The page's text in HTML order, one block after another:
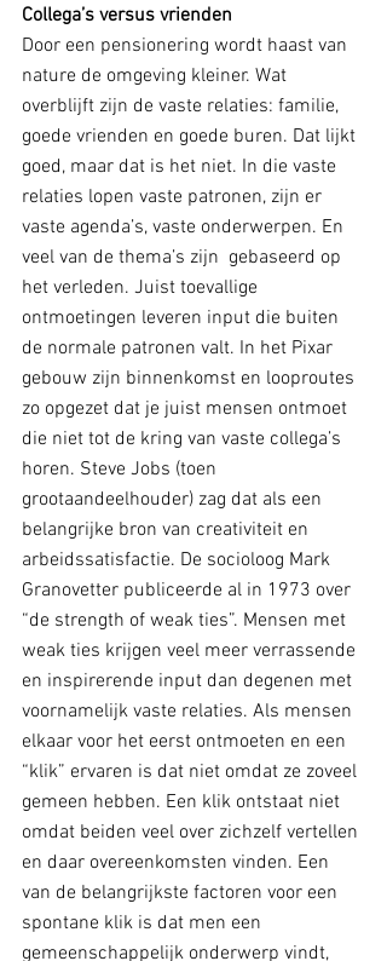
Collega’s versus vrienden
Door een pensionering wordt haast van
nature de omgeving kleiner. Wat
overblijft zijn de vaste relaties: familie,
goede vrienden en goede buren. Dat lijkt
goed, maar dat is het niet. In die vaste
relaties lopen vaste patronen, zijn er
vaste agenda’s, vaste onderwerpen. En
veel van de thema’s zijn  gebaseerd op
het verleden. Juist toevallige
ontmoetingen leveren input die buiten
de normale patronen valt. In het Pixar
gebouw zijn binnenkomst en looproutes
zo opgezet dat je juist mensen ontmoet
die niet tot de kring van vaste collega’s
horen. Steve Jobs (toen
grootaandeelhouder) zag dat als een
belangrijke bron van creativiteit en
arbeidssatisfactie. De socioloog Mark
Granovetter publiceerde al in 1973 over
“de strength of weak ties”. Mensen met
weak ties krijgen veel meer verrassende
en inspirerende input dan degenen met
voornamelijk vaste relaties. Als mensen
elkaar voor het eerst ontmoeten en een
“klik” ervaren is dat niet omdat ze zoveel
gemeen hebben. Een klik ontstaat niet
omdat beiden veel over zichzelf vertellen
en daar overeenkomsten vinden. Een
van de belangrijkste factoren voor een
spontane klik is dat men een
gemeenschappelijk onderwerp vindt,